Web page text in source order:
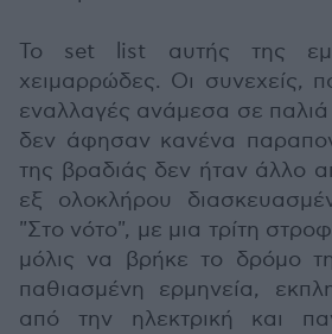
Το set list αυτής της
χειμαρρώδες. Οι συνεχείς,
εναλλαγές ανάμεσα σε παλιά
δεν άφησαν κανένα
της βραδιάς δεν ήταν άλλο
εξ ολοκλήρου
"Στο νότο", με μια τρίτη
μόλις να βρήκε το δρόμο
παθιασμένη ερμηνεία,
από την ηλεκτρική και